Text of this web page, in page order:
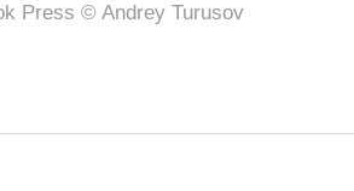
Press © Andrey Turusov